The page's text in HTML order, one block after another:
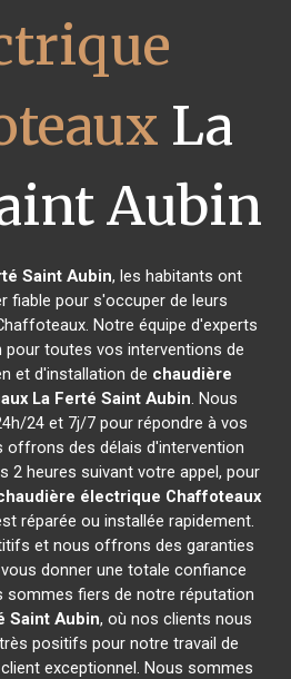
La
Aubin
Saint Aubin, les habitants ont
fiable pour s'occuper de leurs
Notre équipe d'experts
toutes vos interventions de
et d'installation de chaudière
La Ferté Saint Aubin. Nous
24 et 7j/7 pour répondre à vos
offrons des délais d'intervention
2 heures suivant votre appel, pour
électrique Chaffoteaux
réparée ou installée rapidement.
et nous offrons des garanties
donner une totale confiance
sommes fiers de notre réputation
Saint Aubin, où nos clients nous
positifs pour notre travail de
exceptionnel. Nous sommes